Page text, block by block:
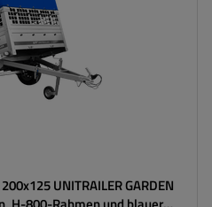
UNITRAILER GARDEN
Warentransport
hohe Tragfähigkeit